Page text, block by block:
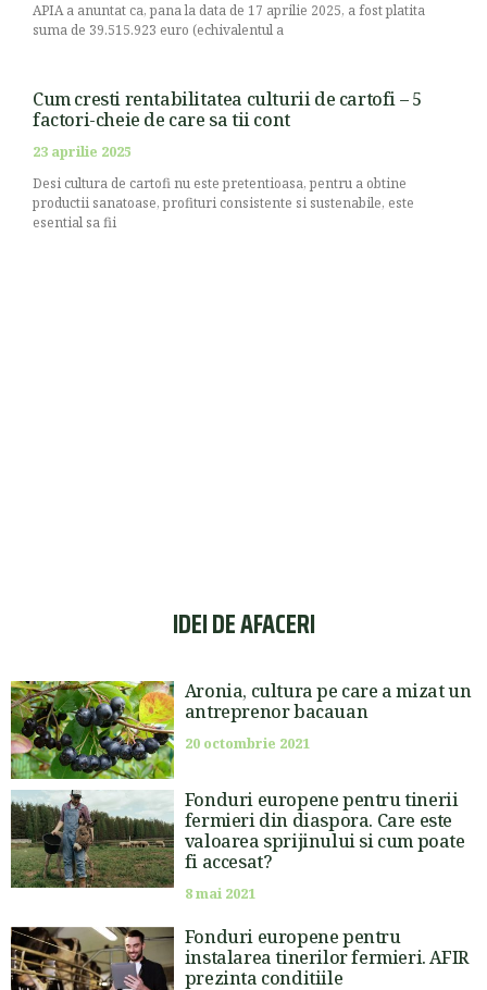
APIA a anuntat ca, pana la data de 17 aprilie 2025, a fost platita
suma de 39.515.923 euro (echivalentul a
Cum cresti rentabilitatea culturii de cartofi – 5
factori-cheie de care sa tii cont
23 aprilie 2025
Desi cultura de cartofi nu este pretentioasa, pentru a obtine
productii sanatoase, profituri consistente si sustenabile, este
esential sa fii
IDEI DE AFACERI
Aronia, cultura pe care a mizat un
antreprenor bacauan
20 octombrie 2021
Fonduri europene pentru tinerii
fermieri din diaspora. Care este
valoarea sprijinului si cum poate
fi accesat?
8 mai 2021
Fonduri europene pentru
instalarea tinerilor fermieri. AFIR
prezinta conditiile